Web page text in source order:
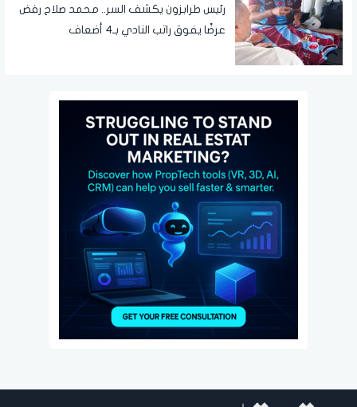
رئيس طرابزون يكشف السر.. محمد صلاح رفض
عرضًا يفوق راتب النادي بـ4 أضعاف